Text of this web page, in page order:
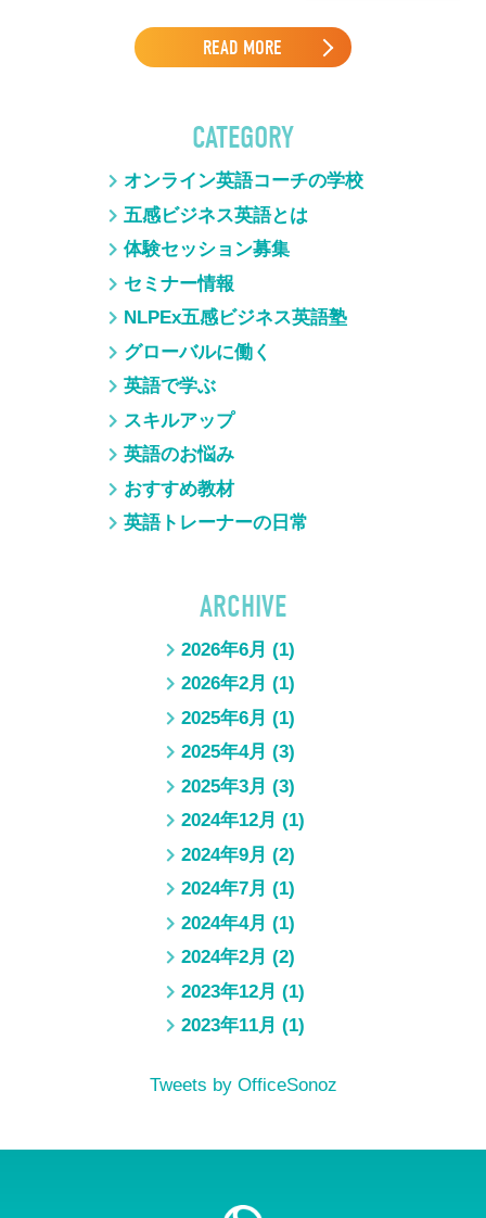
READ MORE
CATEGORY
オンライン英語コーチの学校
五感ビジネス英語とは
体験セッション募集
セミナー情報
NLPEx五感ビジネス英語塾
グローバルに働く
英語で学ぶ
スキルアップ
英語のお悩み
おすすめ教材
英語トレーナーの日常
ARCHIVE
2026年6月 (1)
2026年2月 (1)
2025年6月 (1)
2025年4月 (3)
2025年3月 (3)
2024年12月 (1)
2024年9月 (2)
2024年7月 (1)
2024年4月 (1)
2024年2月 (2)
2023年12月 (1)
2023年11月 (1)
Tweets by OfficeSonoz